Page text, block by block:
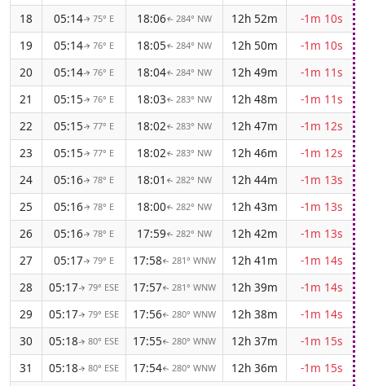
18
05:14↑ 75° E 18:06↑ 284° NW 12h 52m
-1m 10s
19
05:14↑ 76° E 18:05↑ 284° NW 12h 50m
-1m 10s
20
05:14↑ 76° E 18:04↑ 284° NW 12h 49m
-1m 11s
21
05:15↑ 76° E 18:03↑ 283° NW 12h 48m
-1m 11s
22
05:15↑ 77° E 18:02↑ 283° NW 12h 47m
-1m 12s
23
05:15↑ 77° E 18:02↑ 283° NW 12h 46m
-1m 12s
24
05:16↑ 78° E 18:01 ↑ 282° NW 12h 44m
-1m 13s
25
05:16↑ 78° E 18:00↑ 282° NW 12h 43m
-1m 13s
26
05:16↑ 78° E 17:59↑ 282° NW 12h 42m
-1m 13s
27
05:17↑ 79° E 17:58↑ 281° WNW 12h 41m
-1m 14s
28
05:17↑ 79° ESE 17:57↑ 281° WNW 12h 39m
-1m 14s
29
05:17↑ 79° ESE 17:56↑ 280° WNW 12h 38m
-1m 14s
30
05:18↑ 80° ESE 17:55↑ 280° WNW 12h 37m
-1m 15s
31
05:18↑ 80° ESE 17:54↑ 280° WNW 12h 36m -1m 15s